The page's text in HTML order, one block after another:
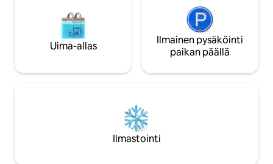
Uima-allas
Ilmainen pysäköinti
paikan päällä
Ilmastointi